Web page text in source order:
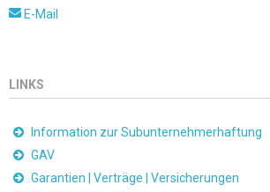
E-Mail
LINKS
Information zur Subunternehmerhaftung
GAV
Garantien | Verträge | Versicherungen